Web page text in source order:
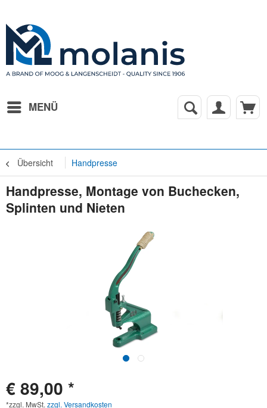
MENÜ
Übersicht Handpresse
Handpresse, Montage von Buchecken,
Splinten und Nieten
€ 89,00 *
*zzgl. MwSt. zzgl. Versandkosten